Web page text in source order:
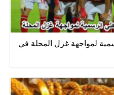
لمواجهة غزل المحلة في